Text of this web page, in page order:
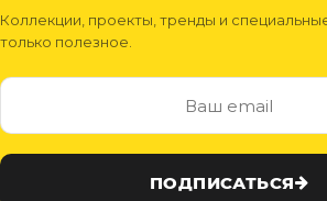
Коллекции, проекты, тренды и
только полезное.
ПОДПИСАТЬСЯ